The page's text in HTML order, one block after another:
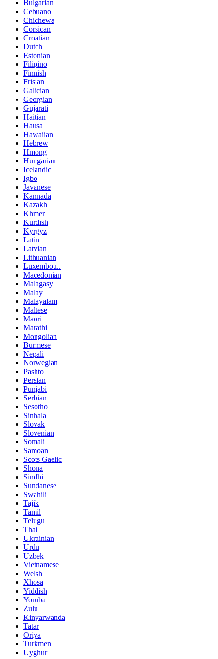
Bulgarian
Cebuano
Chichewa
Corsican
Croatian
Dutch
Estonian
Filipino
Finnish
Frisian
Galician
Georgian
Gujarati
Haitian
Hausa
Hawaiian
Hebrew
Hmong
Hungarian
Icelandic
Igbo
Javanese
Kannada
Kazakh
Khmer
Kurdish
Kyrgyz
Latin
Latvian
Lithuanian
Luxembou..
Macedonian
Malagasy
Malay
Malayalam
Maltese
Maori
Marathi
Mongolian
Burmese
Nepali
Norwegian
Pashto
Persian
Punjabi
Serbian
Sesotho
Sinhala
Slovak
Slovenian
Somali
Samoan
Scots Gaelic
Shona
Sindhi
Sundanese
Swahili
Tajik
Tamil
Telugu
Thai
Ukrainian
Urdu
Uzbek
Vietnamese
Welsh
Xhosa
Yiddish
Yoruba
Zulu
Kinyarwanda
Tatar
Oriya
Turkmen
Uyghur